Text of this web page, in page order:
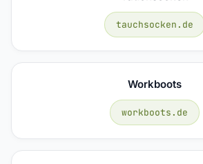
tauchsocken.de
Workboots
workboots.de